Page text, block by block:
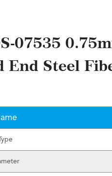
07535
End Steel
Type